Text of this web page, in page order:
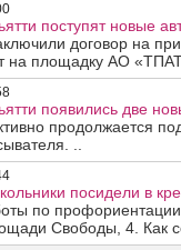
поступят новые
договор на
на площадку АО
появились две
продолжается
..
посидели в
по
Свободы, 4. Как